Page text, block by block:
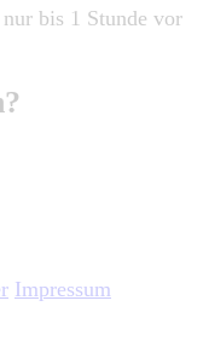
bis 1 Stunde vor
Impressum